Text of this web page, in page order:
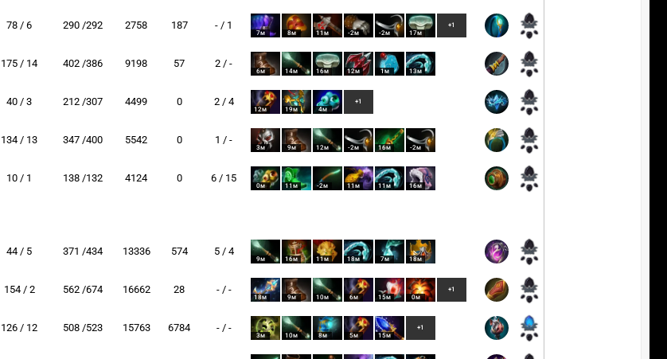
78 / 6 290 /292 2758 187 - / 1
7м 8м 11м -2м -2м 17м
+1
175 / 14 402 /386 9198 57 2 / -
6м 14м 16м 12м 1м 13м
40 / 3 212 /307 4499 0 2 / 4
12м 19м 4м
+1
134 / 13 347 /400 5542 0 1 / -
3м 9м 12м -2м 16м -2м
10 / 1 138 /132 4124 0 6 / 15
0м 11м -2м 11м 11м 16м
44 / 5 371 /434 13336 574 5 / 4
9м 16м 11м 18м 7м 18м
154 / 2 562 /674 16662 28 - / -
18м 9м 10м 6м 15м 0м
+1
126 / 12 508 /523 15763 6784 - / -
3м 10м 8м 5м 15м
+1